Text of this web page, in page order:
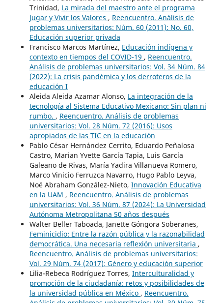
Trinidad, La mirada del maestro ante el programa
Jugar y Vivir los Valores , Reencuentro. Análisis de
problemas universitarios: Núm. 60 (2011): No. 60,
Educación superior privada
Francisco Marcos Martínez, Educación indígena y
contexto en tiempos del COVID-19 , Reencuentro.
Análisis de problemas universitarios: Vol. 34 Núm. 84
(2022): La crisis pandémica y los derroteros de la
educación I
Aleida Aleida Azamar Alonso, La integración de la
tecnología al Sistema Educativo Mexicano: Sin plan ni
rumbo. , Reencuentro. Análisis de problemas
universitarios: Vol. 28 Núm. 72 (2016): Usos
apropiados de las TIC en la educación
Pablo César Hernández Cerrito, Eduardo Peñalosa
Castro, Marian Yvette García Tapia, Luis García
Galeano de Rivas, María Yadira Villanueva Romero,
Marco Vinicio Ferruzca Navarro, Hugo Pablo Leyva,
Noé Abraham González-Nieto, Innovación Educativa
en la UAM , Reencuentro. Análisis de problemas
universitarios: Vol. 36 Núm. 87 (2024): La Universidad
Autónoma Metropolitana 50 años después
Walter Beller Taboada, Janette Góngora Soberanes,
Feminicidio: Entre la razón pública y la razonabilidad
democrática. Una necesaria reflexión universitaria ,
Reencuentro. Análisis de problemas universitarios:
Vol. 29 Núm. 74 (2017): Género y educación superior
Lilia-Rebeca Rodríguez Torres, Interculturalidad y
promoción de la ciudadanía: retos y posibilidades de
la universidad pública en México , Reencuentro.